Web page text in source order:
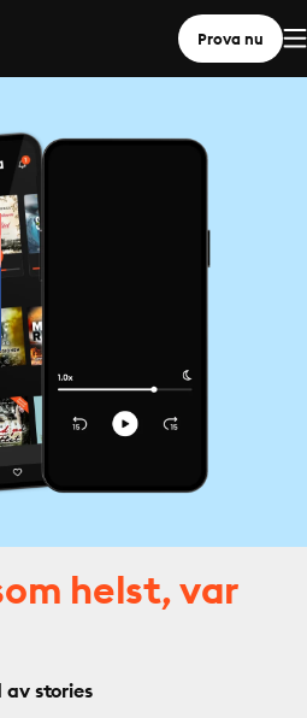
Prova nu
helst, var
av stories